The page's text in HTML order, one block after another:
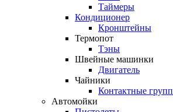
Таймеры
Кондиционер
Кронштейны
Термопот
Тэны
Швейные машинки
Двигатель
Чайники
Контактные
Автомойки